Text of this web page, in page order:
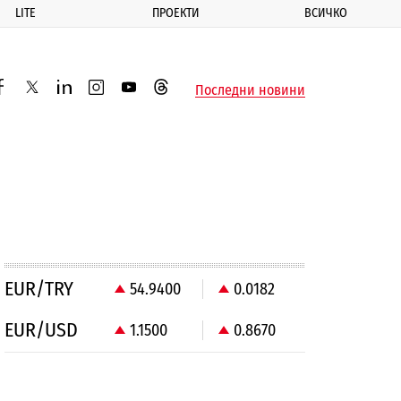
LITE ПРОЕКТИ ВСИЧКО
twitterlinkedininstagram
youtubethreadsПоследни новини
EUR/TRY 54.9400 0.0182
EUR/USD 1.1500 0.8670